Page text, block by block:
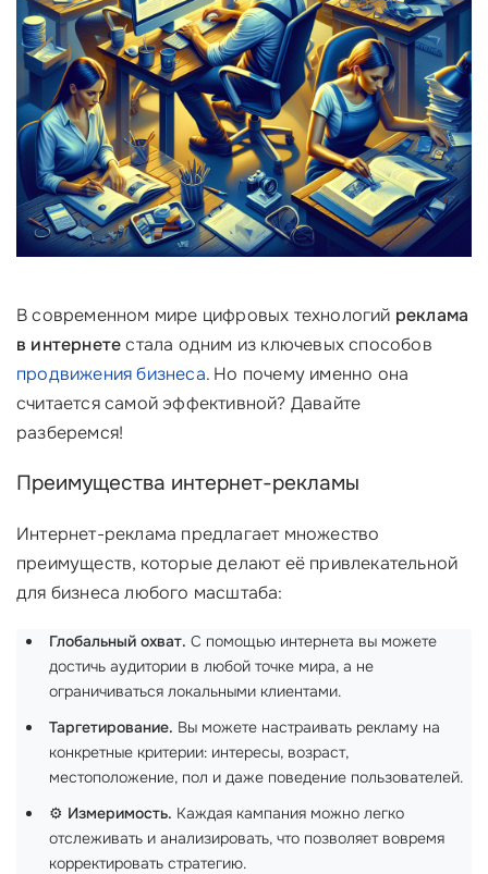
В современном мире цифровых технологий реклама
в интернетестала одним из ключевых способов
продвижения бизнеса. Но почему именно она
считается самой эффективной? Давайте
разберемся!
Преимущества интернет-рекламы
Интернет-реклама предлагает множество
преимуществ, которые делают её привлекательной
для бизнеса любого масштаба:
Глобальный охват. С помощью интернета вы можете
достичь аудитории в любой точке мира, а не
ограничиваться локальными клиентами.
Таргетирование. Вы можете настраивать рекламу на
конкретные критерии: интересы, возраст,
местоположение, пол и даже поведение пользователей.
⚙️ Измеримость. Каждая кампания можно легко
отслеживать и анализировать, что позволяет вовремя
корректировать стратегию.